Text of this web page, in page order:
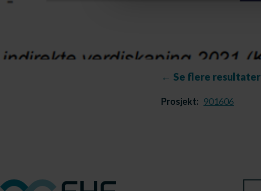
← Se flere resultater
Prosjekt: 901606